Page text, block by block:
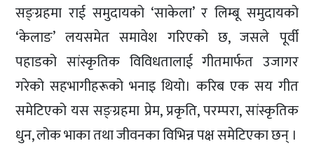
सङ्ग्रहमा राई समुदायको ‘साकेला’ र लिम्बू समुदायको
‘केलाङ’ लयसमेत समावेश गरिएको छ, जसले पूर्वी
पहाडको सांस्कृतिक विविधतालाई गीतमार्फत उजागर
गरेको सहभागीहरूको भनाइ थियो। करिब एक सय गीत
समेटिएको यस सङ्ग्रहमा प्रेम, प्रकृति, परम्परा, सांस्कृतिक
धुन, लोक भाका तथा जीवनका विभिन्न पक्ष समेटिएका छन् ।